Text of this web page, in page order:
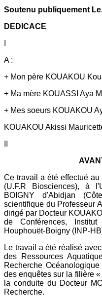
Soutenu publiquement
DEDICACE
A :
+ Mon père KOUAKOU
+ Ma mère KOUASSI Aya
+ Mes soeurs KOUAKOU
KOUAKOU Akissi
Ce travail a été effectué
(U.F.R Biosciences), à
BOIGNY d'Abidjan
scientifique du Professeur
dirigé par Docteur
de Conférences,
Houphouët-Boigny (INP-
Le travail a été réalisé
des Ressources
Recherche
des enquêtes sur la filière
la conduite du Docteur
Recherche.